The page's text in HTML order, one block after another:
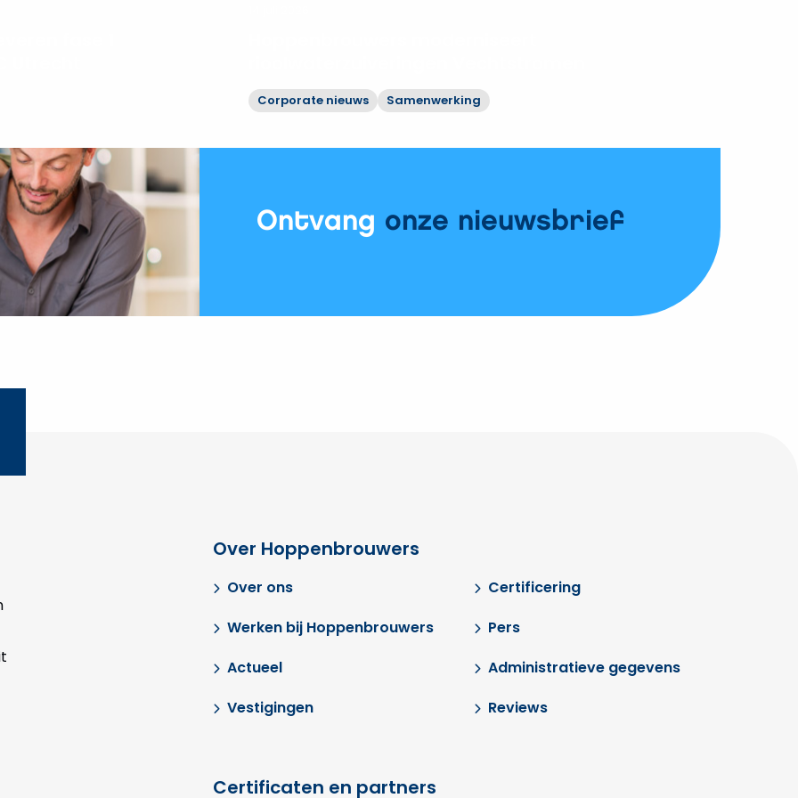
Corporate nieuws Samenwerking
Hoppenbrouwers
Vechtstromen
Ontvang onze nieuwsbrief
Over Hoppenbrouwers
Over ons
Werken bij Hoppenbrouwers
Actueel
Vestigingen
Certificering
Pers
Administratieve gegevens
Reviews
Certificaten en partners